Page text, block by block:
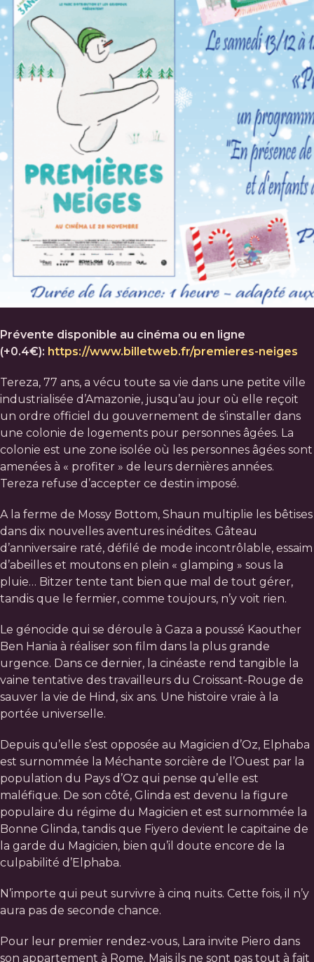
Prévente disponible au cinéma ou en ligne
(+0.4€): https://www.billetweb.fr/premieres-neiges
Tereza, 77 ans, a vécu toute sa vie dans une petite ville
industrialisée d’Amazonie, jusqu’au jour où elle reçoit
un ordre officiel du gouvernement de s’installer dans
une colonie de logements pour personnes âgées. La
colonie est une zone isolée où les personnes âgées sont
amenées à « profiter » de leurs dernières années.
Tereza refuse d’accepter ce destin imposé.
A la ferme de Mossy Bottom, Shaun multiplie les bêtises
dans dix nouvelles aventures inédites. Gâteau
d’anniversaire raté, défilé de mode incontrôlable, essaim
d’abeilles et moutons en plein « glamping » sous la
pluie… Bitzer tente tant bien que mal de tout gérer,
tandis que le fermier, comme toujours, n’y voit rien.
Le génocide qui se déroule à Gaza a poussé Kaouther
Ben Hania à réaliser son film dans la plus grande
urgence. Dans ce dernier, la cinéaste rend tangible la
vaine tentative des travailleurs du Croissant-Rouge de
sauver la vie de Hind, six ans. Une histoire vraie à la
portée universelle.
Depuis qu’elle s’est opposée au Magicien d’Oz, Elphaba
est surnommée la Méchante sorcière de l’Ouest par la
population du Pays d’Oz qui pense qu’elle est
maléfique. De son côté, Glinda est devenu la figure
populaire du régime du Magicien et est surnommée la
Bonne Glinda, tandis que Fiyero devient le capitaine de
la garde du Magicien, bien qu’il doute encore de la
culpabilité d’Elphaba.
N’importe qui peut survivre à cinq nuits. Cette fois, il n’y
aura pas de seconde chance.
Pour leur premier rendez-vous, Lara invite Piero dans
son appartement à Rome. Mais ils ne sont pas tout à fait